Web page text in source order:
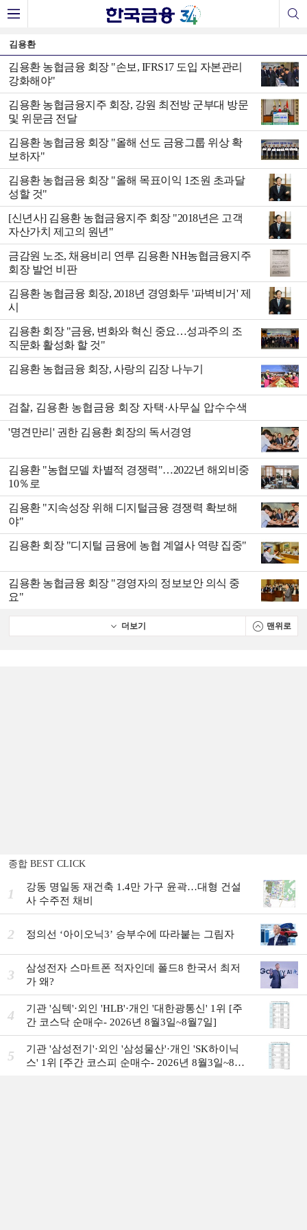
김용환
김용환 농협금융 회장 "손보, IFRS17 도입 자본관리
강화해야"
김용환 농협금융지주 회장, 강원 최전방 군부대 방문
및 위문금 전달
김용환 농협금융 회장 "올해 선도 금융그룹 위상 확
보하자"
김용환 농협금융 회장 "올해 목표이익 1조원 초과달
성할 것"
[신년사] 김용환 농협금융지주 회장 "2018년은 고객
자산가치 제고의 원년"
금감원 노조, 채용비리 연루 김용환 NH농협금융지주
회장 발언 비판
김용환 농협금융 회장, 2018년 경영화두 '파벽비거' 제
시
김용환 회장 "금융, 변화와 혁신 중요…성과주의 조
직문화 활성화 할 것"
김용환 농협금융 회장, 사랑의 김장 나누기
검찰, 김용환 농협금융 회장 자택·사무실 압수수색
'명견만리' 권한 김용환 회장의 독서경영
김용환 "농협모델 차별적 경쟁력"…2022년 해외비중
10％로
김용환 "지속성장 위해 디지털금융 경쟁력 확보해
야"
김용환 회장 "디지털 금융에 농협 계열사 역량 집중"
김용환 농협금융 회장 "경영자의 정보보안 의식 중
요"
더보기 맨위로
종합 BEST CLICK
1
강동 명일동 재건축 1.4만 가구 윤곽…대형 건설
사 수주전 채비
2 정의선 ‘아이오닉3ʼ 승부수에 따라붙는 그림자
3
삼성전자 스마트폰 적자인데 폴드8 한국서 최저
가 왜?
4
기관 '심텍'·외인 'HLB'·개인 '대한광통신' 1위 [주
간 코스닥 순매수- 2026년 8월3일~8월7일]
5
기관 '삼성전기'·외인 '삼성물산'·개인 'SK하이닉
스' 1위 [주간 코스피 순매수- 2026년 8월3일~8월